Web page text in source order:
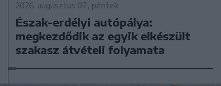
2026. augusztus 07., péntek
Észak-erdélyi autópálya:
megkezdődik az egyik elkészült
szakasz átvételi folyamata